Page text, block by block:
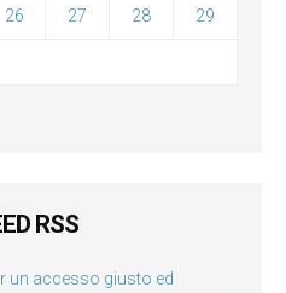
26 27 28 29
RSS
un accesso giusto ed